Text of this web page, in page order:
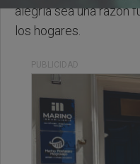
alegría sea una razón
los hogares.
PUBLICIDAD